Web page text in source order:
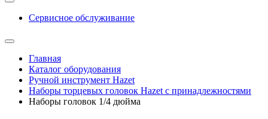
Сервисное обслуживание
Главная
Каталог оборудования
Ручной инструмент Hazet
Наборы торцевых головок Hazet с принадлежностями
Наборы головок 1/4 дюйма